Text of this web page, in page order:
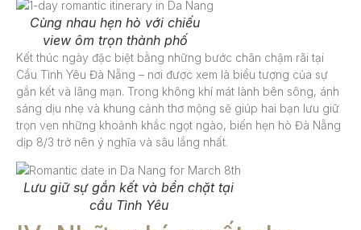
Cùng nhau hẹn hò với chiếu
view ôm trọn thành phố
Kết thúc ngày đặc biệt bằng những bước chân chậm rãi tại
Cầu Tình Yêu Đà Nẵng – nơi được xem là biểu tượng của sự
gắn kết và lãng mạn. Trong không khí mát lành bên sông, ánh
sáng dịu nhẹ và khung cảnh thơ mộng sẽ giúp hai bạn lưu giữ
trọn vẹn những khoảnh khắc ngọt ngào, biến hẹn hò Đà Nẵng
dịp 8/3 trở nên ý nghĩa và sâu lắng nhất.
Lưu giữ sự gắn kết và bền chặt tại
cầu Tình Yêu